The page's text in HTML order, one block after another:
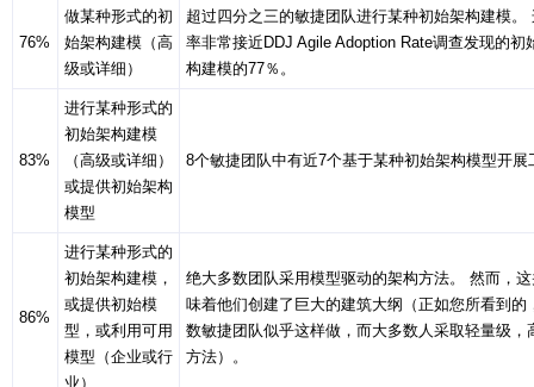
76%
做某种形式的初
始架构建模（高
级或详细）
超过四分之三的敏捷团队进行某种初始架构建模。
率非常接近DDJ Agile Adoption Rate调查发现的初
构建模的77％。
83%
进行某种形式的
初始架构建模
（高级或详细）
或提供初始架构
模型
8个敏捷团队中有近7个基于某种初始架构模型开展
86%
进行某种形式的
初始架构建模，
或提供初始模
型，或利用可用
模型（企业或行
业）
绝大多数团队采用模型驱动的架构方法。 然而，
味着他们创建了巨大的建筑大纲（正如您所看到的
数敏捷团队似乎这样做，而大多数人采取轻量级，
方法）。